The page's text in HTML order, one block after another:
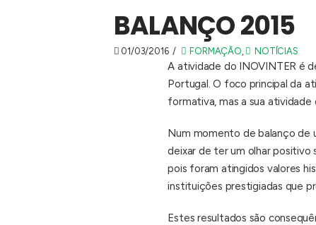
BALANÇO 2015
01/03/2016 FORMAÇÃO, NOTÍCIAS
A atividade do INOVINTER é
Portugal. O foco principal da
formativa, mas a sua
Num momento de balanço de
deixar de ter um olhar
pois foram atingidos valores
instituições prestigiadas que
Estes resultados são